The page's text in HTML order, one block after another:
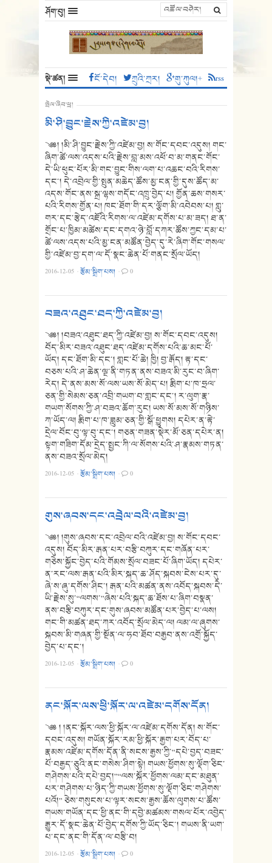
ཤོག་བུ།
སྡེ་ཚན། ངོ་དེབ། ཀྲུའི་ཀྲར། གུ་ཀུལ།+ rss
སྤེལ་ཞིབ་ཕྲ།
མི་ཤི་བྱུང་རྗེས་ཀྱི་འཛེམ་བྱ།
༄༅། །མི་ཤི་བྱུང་རྗེས་ཀྱི་འཛེམ་བྱ། ས་གོང་དབང་འདུས། གང་
ཞིག་ཚེ་ལས་འདས་པའི་རྗེས་བླ་མས་འཕོ་བ་མ་གནང་གོང་
དེ་ཡི་ཕུང་པོར་མི་གང་བྱུང་གིས་ལག་པ་འཆང་བའི་རིགས་
དང་། དེ་འབྲེལ་གྱི་སྤུན་མཆེད་ཚོས་མྱ་ངན་གྱི་དུས་ཚོད་མ་
འདས་གོང་ནས་སྐྲ་ལྷས་གདོང་འཁྲུ་བྱེད་པ། གྱོན་ཆས་གསར་
པའི་རིགས་གྱོན་པ། ཁང་ཐོག་གི་དར་ལྕོག་མི་འབེབས་པ། གླུ་
གར་དང་རྩེད་འཇོའི་རིགས་ལ་འཛེམ་དགོས་པ་མ་ཟད། ཐ་ན་
གྲོང་པ་ཁྱིམ་མཚེས་དང་དགའ་ཉེ་བློ་དཀར་ཚོས་ཀྱང་དམ་པ་
ཚེ་ལས་འདས་པའི་མྱ་ངན་མཚོན་བྱེད་དུ་རེ་ཞིག་གོང་གསལ་
གྱི་འཛེམ་བྱ་དག་ལ་དོ་སྣང་ཆེན་པོ་གནང་སྲོལ་ཡོད།
2016-12-05 ·རྩོམ་སྒྲིག་པས། · 0
བཟའ་འཐུང་ཐད་ཀྱི་འཛེམ་བྱ།
༄༅། །བཟའ་འཐུང་ཐད་ཀྱི་འཛེམ་བྱ། ས་གོང་དབང་འདུས།
བོད་མིར་བཟའ་འཐུང་ཐད་འཛེམ་དགོས་པའི་ཆ་མང་པོ་
ཡོད། དང་ཐོག་མི་དང་། གླང་པོ་ཆེ། ཁྱི། བྱ་རྒོད། རྟ་དང་
བཅས་པའི་ཤ་ཆེན་ལྔ་ནི་གཏན་ནས་བཟའ་མི་རུང་བ་ཞིག་
རེད། དེ་ནས་མས་སོ་ལས་ཡས་སོ་མེད་པ། རྨིག་པ་ཁ་ཧྲལ་
ཅན་གྱི་སེམས་ཅན་འབྲི་གཡག་བ་གླང་དང་། ར་ལུག་རྣ་
གཡག་སོགས་ཀྱི་ཤ་བཟའ་ཆོག་རུང། ཡས་སོ་མས་སོ་གཉིས་
ཀ་ཡོད་ལ། རྨིག་པ་ཁ་ཟླུམ་ཅན་གྱི་སྒོ་ཕྱུགས། དཔེར་ན་རྟེ་
དྲེལ་བོང་བུ་ལྟ་བུ་དང་། གཅན་གཟན་སྡེར་མོ་ཅན་དཔེར་ན།
སྟག་གཟིག་དོམ་དྲེད་སྤྱང་ཀི་ལ་སོགས་པའི་ཤ་རྣམས་གཏན་
ནས་བཟའ་སྲོལ་མེད།
2016-12-05 ·རྩོམ་སྒྲིག་པས། · 0
གུས་ཞབས་དང་འབྲེལ་བའི་འཛེམ་བྱ།
༄༅། །གུས་ཞབས་དང་འབྲེལ་བའི་འཛེམ་བྱ། ས་གོང་དབང་
འདུས། བོད་མིར་རྒན་པར་བརྩི་བཀུར་དང་གཞོན་པར་
གཅེས་སྐྱོང་བྱེད་པའི་གོམས་སྲོལ་བཟང་པོ་ཞིག་ཡོད། དཔེར་
ན་རང་ལས་རྒན་པའི་མིར་སྐད་ཆ་ཤོད་སྐབས་ངེས་པར་དུ་
ཞེ་ས་ཞུ་དགོས་ཤིང་། རྒན་པའི་མཚན་ནས་འབོད་སྐབས་དེ་
ཡི་རྗེས་སུ་“ལགས་”ཞེས་པའི་སྐད་ཆ་ཐོས་པ་ཞིག་བསྣན་
ནས་བརྩི་བཀུར་དང་གུས་ཞབས་མཚོན་པར་བྱེད་པ་ལས།
གང་གི་མཚན་ཐད་ཀར་འབོད་སྲོལ་མེད་ལ། ལམ་ལ་ཞུགས་
སྐབས་མི་གཞན་གྱི་སྔོན་ལ་ཧབ་ཐོབ་བརྒྱབ་ནས་འགྲོ་སྐྱོད་
བྱེད་པ་དང་།
2016-12-05 ·རྩོམ་སྒྲིག་པས། · 0
ནང་སྐོར་ལས་ཕྱི་སྐོར་ལ་འཛེམ་དགོས་དོན།
༄༅ ། །ནང་སྐོར་ལས་ཕྱི་སྐོར་ལ་འཛེམ་དགོས་དོན། ས་གོང་
དབང་འདུས། གཡོན་སྐོར་རམ་ཕྱི་སྐོར་རྒྱག་པར་བོད་པ་
རྣམས་འཛེམ་དགོས་དོན་ནི་སངས་རྒྱས་ཀྱི་“དཔེ་བྱད་བཟང་
པོ་བརྒྱད་ཅུའི་ནང་གསེས་ཤིག་སྟེ། གཡས་ཕྱོགས་སུ་ལྡོག་ཅིང་
གཤེགས་པའི་དཔེ་བྱད།”“ལས་སྐོར་ཕྱོགས་ལམ་དང་མཐུན་
པར་གཤེགས་པ་ཉིད་ཀྱི་གཡས་ཕྱོགས་སུ་ལྡོག་ཅིང་གཤེགས་
པའོ།” ཅེས་གསུངས་པ་ལྟར་སངས་རྒྱས་ཆོས་ལུགས་པ་ཚོས་
གཡས་གཡོན་དང་ཕྱི་ནང་གི་དབྱེ་མཚམས་གསལ་པོར་འབྱེད་
རྒྱུར་དོ་སྣང་ཆེན་པོ་བྱེད་དགོས་ཀྱི་ཡོད་ཅིང་། གཡས་ནི་ཡག་
པ་དང་ནང་གི་དོན་ལ་བརྩི་བ།
2016-12-05 ·རྩོམ་སྒྲིག་པས། · 0